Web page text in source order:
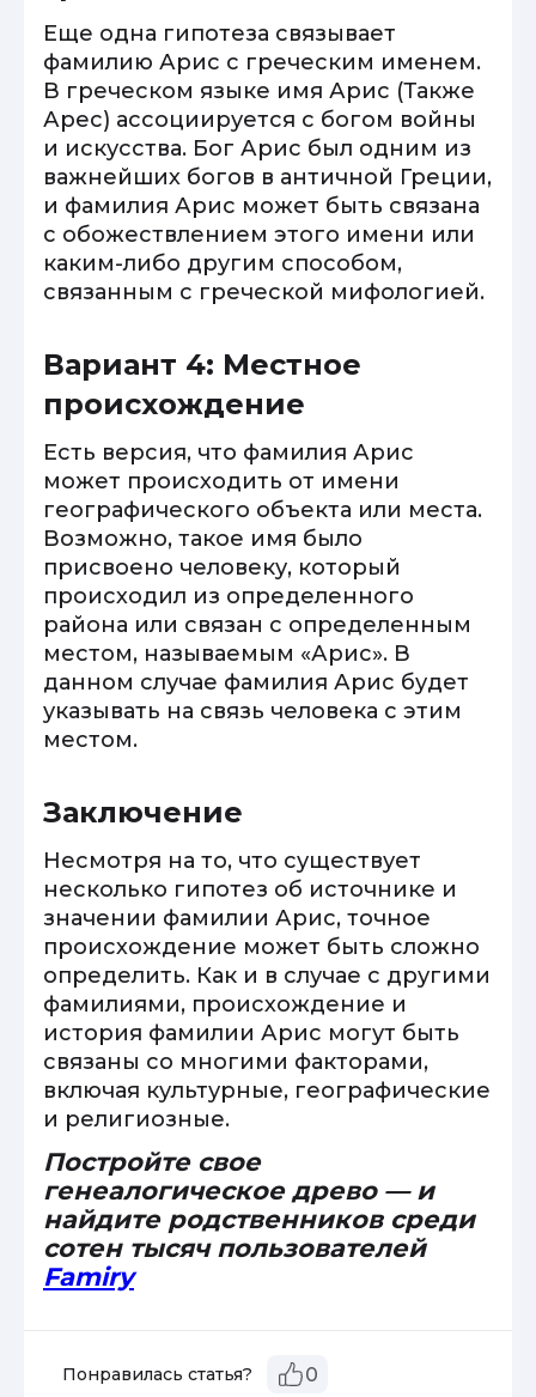
Еще одна гипотеза связывает
фамилию Арис с греческим именем.
В греческом языке имя Арис (Также
Арес) ассоциируется с богом войны
и искусства. Бог Арис был одним из
важнейших богов в античной Греции,
и фамилия Арис может быть связана
с обожествлением этого имени или
каким-либо другим способом,
связанным с греческой мифологией.
Вариант 4: Местное
происхождение
Есть версия, что фамилия Арис
может происходить от имени
географического объекта или места.
Возможно, такое имя было
присвоено человеку, который
происходил из определенного
района или связан с определенным
местом, называемым «Арис». В
данном случае фамилия Арис будет
указывать на связь человека с этим
местом.
Заключение
Несмотря на то, что существует
несколько гипотез об источнике и
значении фамилии Арис, точное
происхождение может быть сложно
определить. Как и в случае с другими
фамилиями, происхождение и
история фамилии Арис могут быть
связаны со многими факторами,
включая культурные, географические
и религиозные.
Постройте свое
генеалогическое древо — и
найдите родственников среди
сотен тысяч пользователей
Famiry
Понравилась статья? 0